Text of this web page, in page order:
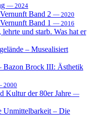
— 2024
Band 2 — 2020
Band 1 — 2016
und starb. Was hat er
– Musealisiert
Bazon Brock III: Ästhetik
2000
Kultur der 80er Jahre —
Unmittelbarkeit – Die